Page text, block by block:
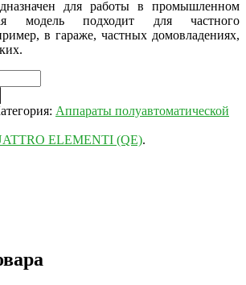
для работы в промышленном
модель подходит для частного
в гараже, частных домовладениях,
Аппараты полуавтоматической
ELEMENTI (QE).